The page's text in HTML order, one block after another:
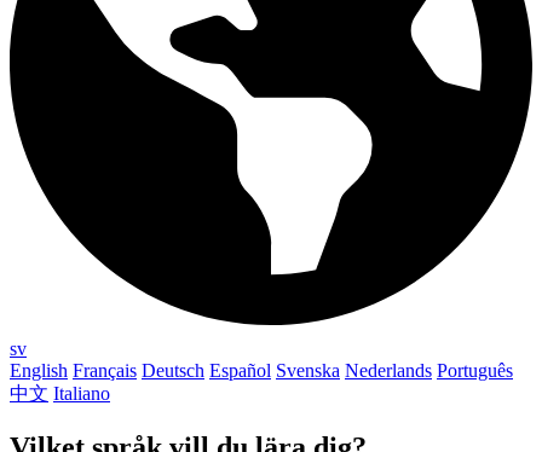
sv
English Français Deutsch Español Svenska Nederlands Português
中文 Italiano